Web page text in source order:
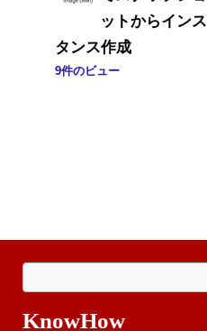
ットからインス
タンス作成
9件のビュー
KnowHow